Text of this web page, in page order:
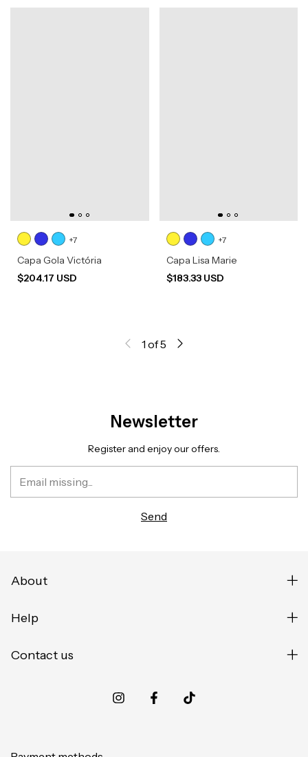
+7
Capa Gola Victória
$204.17 USD
+7
Capa Lisa Marie
$183.33 USD
1 of5
Newsletter
Register and enjoy our offers.
About
Help
Contact us